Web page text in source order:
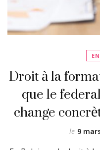
Droit à la
que le
change
le 9